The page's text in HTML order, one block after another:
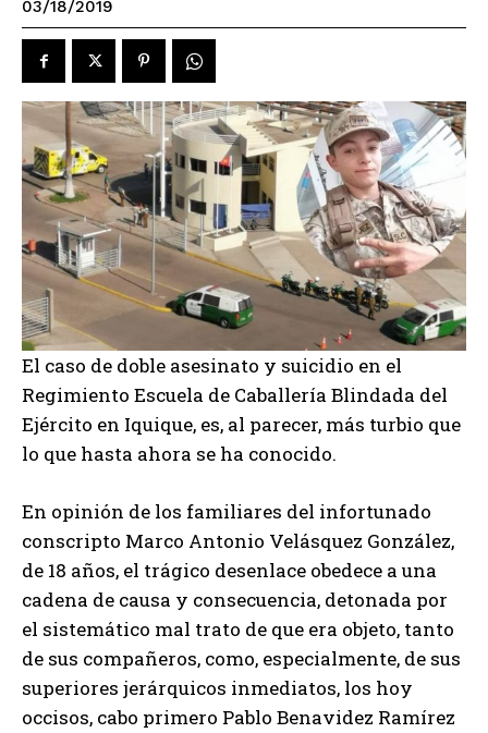
03/18/2019
El caso de doble asesinato y suicidio en el
Regimiento Escuela de Caballería Blindada del
Ejército en Iquique, es, al parecer, más turbio que
lo que hasta ahora se ha conocido.
En opinión de los familiares del infortunado
conscripto Marco Antonio Velásquez González,
de 18 años, el trágico desenlace obedece a una
cadena de causa y consecuencia, detonada por
el sistemático mal trato de que era objeto, tanto
de sus compañeros, como, especialmente, de sus
superiores jerárquicos inmediatos, los hoy
occisos, cabo primero Pablo Benavidez Ramírez